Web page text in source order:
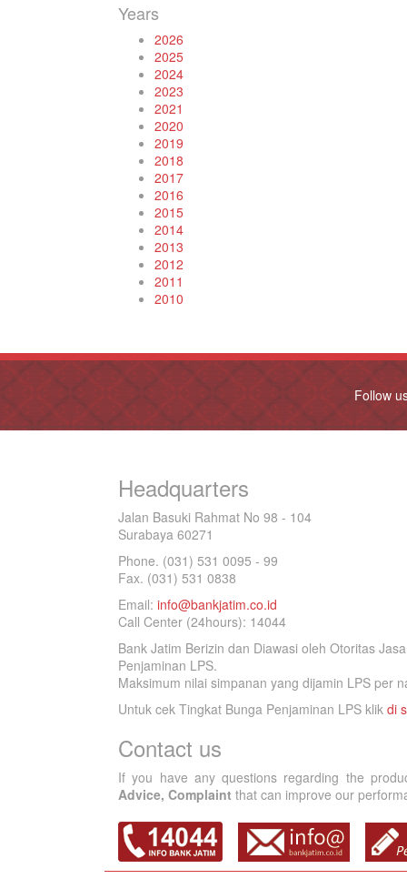
Years
2026
2025
2024
2023
2021
2020
2019
2018
2017
2016
2015
2014
2013
2012
2011
2010
Follow
Headquarters
Jalan Basuki Rahmat No 98 - 104
Surabaya 60271
Phone. (031) 531 0095 - 99
Fax. (031) 531 0838
Email: info@bankjatim.co.id
Call Center (24hours): 14044
Bank Jatim Berizin dan Diawasi oleh Otoritas
Penjaminan LPS.
Maksimum nilai simpanan yang dijamin LPS per
Untuk cek Tingkat Bunga Penjaminan LPS klik di
Contact us
If you have any questions regarding the
Advice, Complaint that can improve our